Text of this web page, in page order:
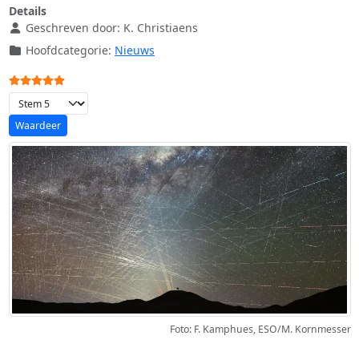
Details
Geschreven door: K. Christiaens
Hoofdcategorie: Nieuws
Gebruikerswaardering:
Voeg waardering toe
Foto: F. Kamphues, ESO/M. Kornmesser